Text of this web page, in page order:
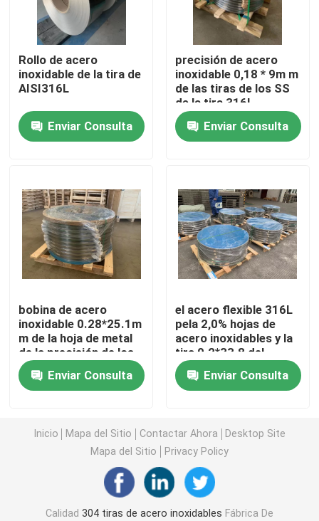
Control de calidad
Éntrenos en contacto con
tiras de acero inoxidables 316l
tiras de acero inoxidables 304L
Fleje de acero inoxidable laminado en frío
Bobina de acero inoxidable 301
Tira de acero inoxidable de la precisión
Rollo de tiras de acero inoxidable
Rollo de acero
inoxidable de la tira de
AISI316L
Enviar Consulta
precisión de acero
inoxidable 0,18 * 9m m
de las tiras de los SS
de la tira 316L
Enviar Consulta
bobina de acero
inoxidable 0.28*25.1m
m de la hoja de metal
de la precisión de los
SS de la bobina de los
vagos 316LEnviar Consulta
el acero flexible 316L
pela 2,0% hojas de
acero inoxidables y la
tira 0.2*33.8 del
molibdeno
Enviar Consulta
Inicio Mapa del Sitio Contactar Ahora
Desktop Site
Mapa del Sitio
Privacy Policy
Calidad 304 tiras de acero inoxidables Fábrica De